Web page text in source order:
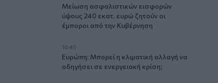
Μείωση ασφαλιστικών εισφορών
ύψους 240 εκατ. ευρώ ζητούν οι
έμποροι από την Κυβέρνηση
10:45
Ευρώπη: Μπορεί η κλιματική αλλαγή να
οδηγήσει σε ενεργειακή κρίση;